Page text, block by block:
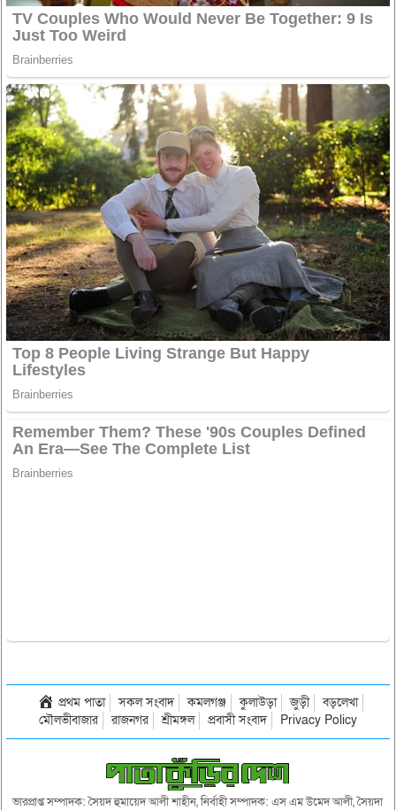
প্রথম পাতা সকল সংবাদ কমলগঞ্জ কুলাউড়া জুড়ী
বড়লেখা
মৌলভীবাজার
রাজনগর শ্রীমঙ্গল প্রবাসী সংবাদ Privacy Policy
ভারপ্রাপ্ত সম্পাদক: সৈয়দ হুমায়েদ আলী শাহীন, নির্বাহী সম্পাদক: এস এম উমেদ আলী, সৈয়দা